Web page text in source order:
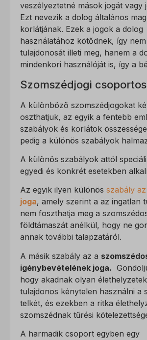
veszélyeztetné mások jogát vagy
Ezt nevezik a dolog általános
korlátjának. Ezek a jogok a dolog
használatához kötődnek, így
tulajdonosát illeti meg, hanem a
mindenkori használóját is, így a
Szomszédjogi
A különböző szomszédjogokat
oszthatjuk, az egyik a fentebb
szabályok és korlátok
pedig a különös szabályok
A különös szabályok attól
egyedi és konkrét esetekben
Az egyik ilyen különös szabály
joga, amely szerint a az ingatlan
nem foszthatja meg a
földtámaszát anélkül, hogy ne
annak további talapzatáról.
A másik szabály az a
igénybevételének joga.
hogy akadnak olyan
tulajdonos kénytelen használni a
telkét, és ezekben a ritka
szomszédnak tűrési
A harmadik csoport egyben egy